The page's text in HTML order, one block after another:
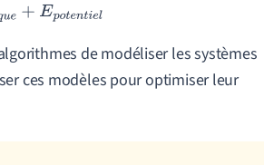
e+Epotentiel
de modéliser les systèmes
ces modèles pour optimiser leur